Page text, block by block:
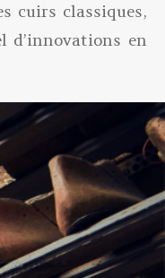
cuirs classiques,
en